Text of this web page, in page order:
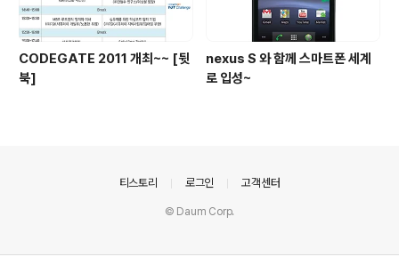
CODEGATE 2011 개최~~ [뒷
북]
nexus S 와 함께 스마트폰 세계
로 입성~
티스토리 로그인 고객센터
© Daum Corp.